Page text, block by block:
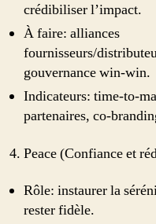
crédibiliser l’impact.
À faire: alliances
fournisseurs/
gouvernance win-win.
Indicateurs: time-to-
partenaires,
Peace (Confiance et
Rôle: instaurer la
rester fidèle.